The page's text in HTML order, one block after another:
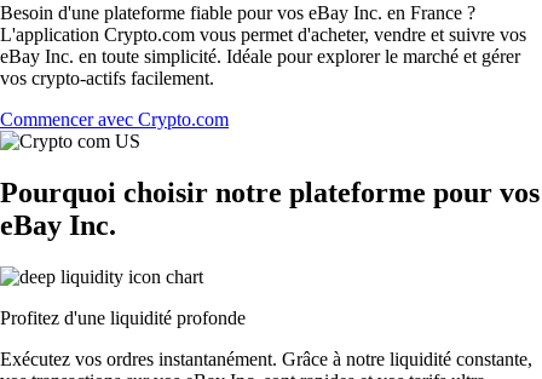
Besoin d'une plateforme fiable pour vos eBay Inc. en France ?
L'application Crypto.com vous permet d'acheter, vendre et suivre vos
eBay Inc. en toute simplicité. Idéale pour explorer le marché et gérer
vos crypto-actifs facilement.
Commencer avec Crypto.com
Pourquoi choisir notre plateforme pour vos
eBay Inc.
Profitez d'une liquidité profonde
Exécutez vos ordres instantanément. Grâce à notre liquidité constante,